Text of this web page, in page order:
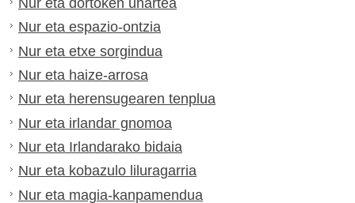
Nur eta espazio-ontzia
Nur eta etxe sorgindua
Nur eta haize-arrosa
Nur eta herensugearen tenplua
Nur eta irlandar gnomoa
Nur eta Irlandarako bidaia
Nur eta kobazulo liluragarria
Nur eta magia-kanpamendua